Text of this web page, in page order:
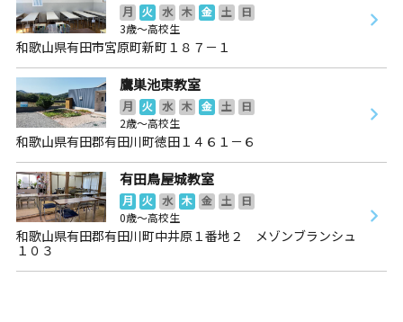
月 火 水 木 金 土
日
3歳～高校生
和歌山県有田市宮原町新町１８７－１
鷹巣池東教室
月 火 水 木 金 土
日
2歳～高校生
和歌山県有田郡有田川町徳田１４６１－６
有田鳥屋城教室
月 火 水 木 金 土
日
0歳～高校生
和歌山県有田郡有田川町中井原１番地２ メゾンブランシュ
１０３